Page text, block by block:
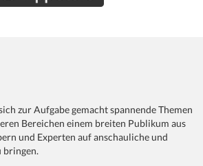
zur Aufgabe gemacht spannende Themen
Bereichen einem breiten Publikum aus
und Experten auf anschauliche und
bringen.